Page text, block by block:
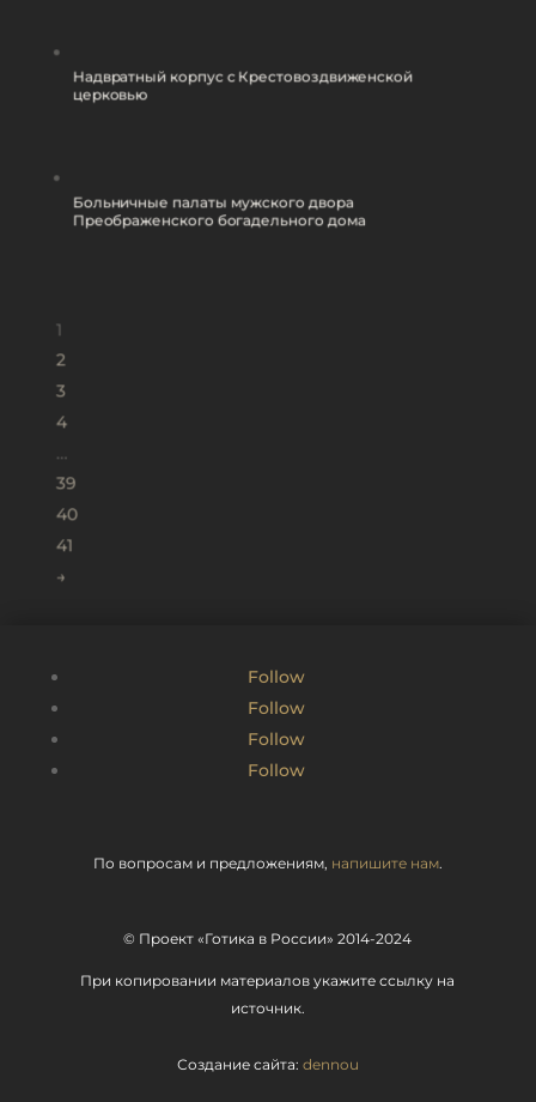
Надвратный корпус с Крестовоздвиженской
церковью
Больничные палаты мужского двора
Преображенского богадельного дома
1
2
3
4
…
39
40
41
→
Follow
Follow
Follow
Follow
По вопросам и предложениям, напишите нам.
© Проект «Готика в России» 2014-2024
При копировании материалов укажите ссылку на
источник.
Создание сайта: dennou